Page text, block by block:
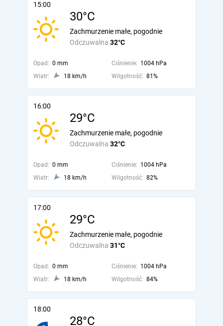
15:00
30°C
Odczuwalna 32°C
Zachmurzenie małe, pogodnie
Opad: 0 mm Ciśnienie: 1004 hPa
Wiatr:
18 km/h Wilgotność: 81%
16:00
29°C
Odczuwalna 32°C
Zachmurzenie małe, pogodnie
Opad: 0 mm Ciśnienie: 1004 hPa
Wiatr:
18 km/h Wilgotność: 82%
17:00
29°C
Odczuwalna 31°C
Zachmurzenie małe, pogodnie
Opad: 0 mm Ciśnienie: 1004 hPa
Wiatr:
18 km/h Wilgotność: 84%
18:00
28°C